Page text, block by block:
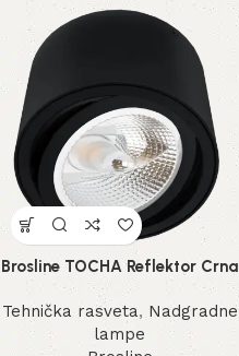
Brosline TOCHA Reflektor Crna
Tehnička rasveta, Nadgradne
lampe